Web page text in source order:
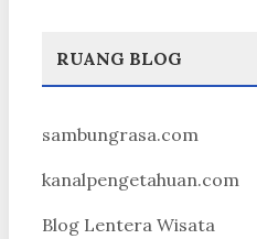
RUANG BLOG
sambungrasa.com
kanalpengetahuan.com
Blog Lentera Wisata